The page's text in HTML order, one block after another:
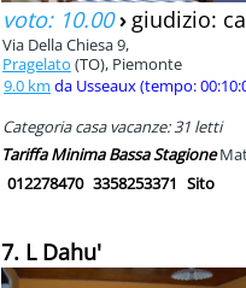
voto: 10.00› giudizio:
Via Della Chiesa 9,
Pragelato (TO), Piemonte
9.0 km da Usseaux (tempo:
Categoria casa vacanze: 31 letti
Tariffa Minima Bassa Stagione
012278470 3358253371 Sito
7. L Dahu'